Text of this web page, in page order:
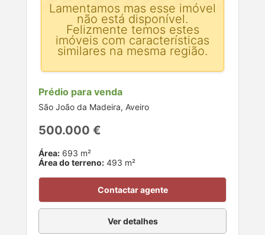
Prédio para venda
São João da Madeira, Aveiro
500.000 €
Área: 693 m²
Área do terreno: 493 m²
Contactar agente
Ver detalhes
Lamentamos mas esse imóvel
não está disponível.
Felizmente temos estes
imóveis com características
similares na mesma região.